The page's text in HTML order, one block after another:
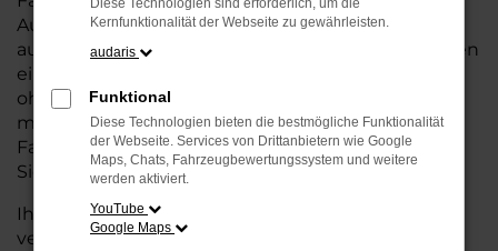
Ausstattung, der niedrigen Laufleistung und der
ausgezeichneten Pflege ist dieser Gebrauchtwagen
eine kostengünstige Alternative zum Neuwagen,
ohne auf Komfort und Qualität verzichten zu
müssen. Ob im Stadtverkehr oder für längere
Fahrten, der A1 überzeugt durch Fahrkomfort,
Sicherheit und Wirtschaftlichkeit.
Ihr Audi Autohaus in Rotenburg ist Ihr
vertrauenswürdiger Partner, wenn es um
Diese Technologien sind erforderlich, um die
Kernfunktionalität der Webseite zu gewährleisten.
audaris
Funktional
Diese Technologien bieten die bestmögliche Funktionalität
der Webseite. Services von Drittanbietern wie Google
Maps, Chats, Fahrzeugbewertungssystem und weitere
werden aktiviert.
YouTube
Google Maps